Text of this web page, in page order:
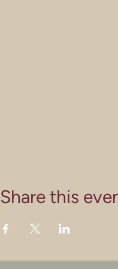
Share this